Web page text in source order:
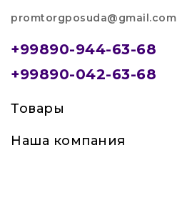
promtorgposuda@gmail.com
+99890-944-63-68
+99890-042-63-68
Товары
Наша компания